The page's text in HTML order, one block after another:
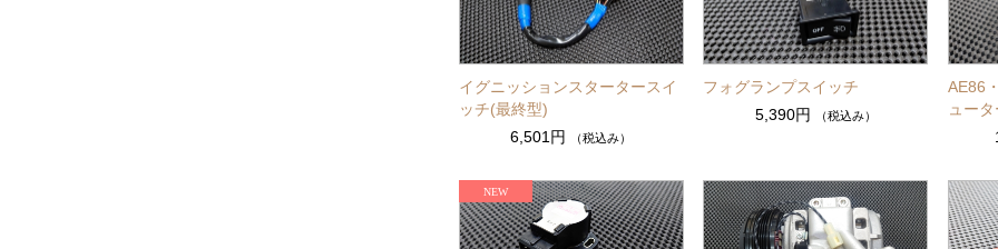
イグニッションスタータースイ
ッチ(最終型)
6,501円
（税込み）
フォグランプスイッチ
5,390円
（税込み）
AE86
ュー